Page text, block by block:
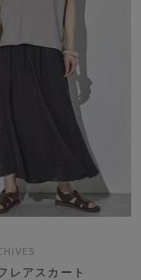
レアスカート